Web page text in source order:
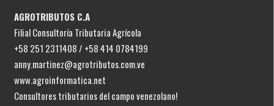
AGROTRIBUTOS C.A
Filial Consultoría Tributaria Agrícola
+58 251 2311408 / +58 414 0784199
anny.martinez@agrotributos.com.ve
www.agroinformatica.net
Consultores tributarios del campo venezolano!